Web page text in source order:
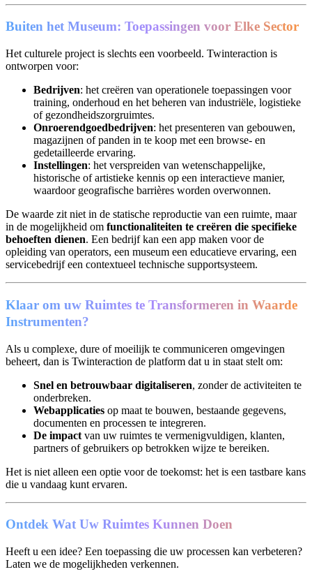
Buiten het Museum: Toepassingen voor Elke Sector
Het culturele project is slechts een voorbeeld. Twinteraction is
ontworpen voor:
Bedrijven: het creëren van operationele toepassingen voor
training, onderhoud en het beheren van industriële, logistieke
of gezondheidszorgruimtes.
Onroerendgoedbedrijven: het presenteren van gebouwen,
magazijnen of panden in te koop met een browse- en
gedetailleerde ervaring.
Instellingen: het verspreiden van wetenschappelijke,
historische of artistieke kennis op een interactieve manier,
waardoor geografische barrières worden overwonnen.
De waarde zit niet in de statische reproductie van een ruimte, maar
in de mogelijkheid om functionaliteiten te creëren die specifieke
behoeften dienen. Een bedrijf kan een app maken voor de
opleiding van operators, een museum een educatieve ervaring, een
servicebedrijf een contextueel technische supportsysteem.
Klaar om uw Ruimtes te Transformeren in Waarde
Instrumenten?
Als u complexe, dure of moeilijk te communiceren omgevingen
beheert, dan is Twinteraction de platform dat u in staat stelt om:
Snel en betrouwbaar digitaliseren, zonder de activiteiten te
onderbreken.
Webapplicaties op maat te bouwen, bestaande gegevens,
documenten en processen te integreren.
De impact van uw ruimtes te vermenigvuldigen, klanten,
partners of gebruikers op betrokken wijze te bereiken.
Het is niet alleen een optie voor de toekomst: het is een tastbare kans
die u vandaag kunt ervaren.
Ontdek Wat Uw Ruimtes Kunnen Doen
Heeft u een idee? Een toepassing die uw processen kan verbeteren?
Laten we de mogelijkheden verkennen.